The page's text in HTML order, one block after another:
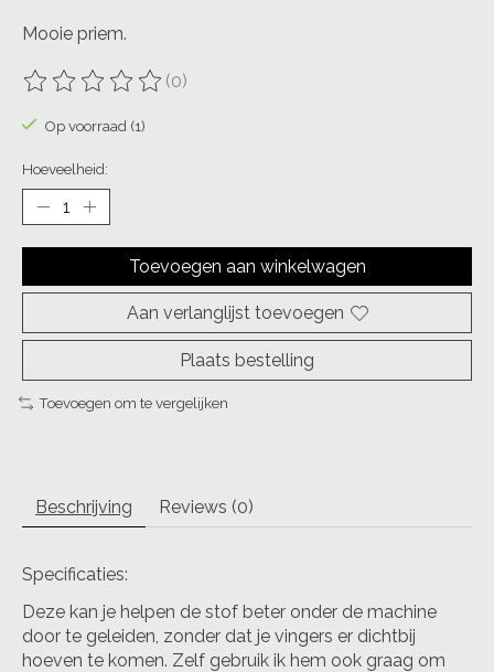
Mooie priem.
De beoordeling van dit product is
(0)
Op voorraad (1)
Hoeveelheid:
Toevoegen aan winkelwagen
Aan verlanglijst toevoegen
Plaats bestelling
Toevoegen om te vergelijken
Beschrijving Reviews (0)
Specificaties:
Deze kan je helpen de stof beter onder de machine
door te geleiden, zonder dat je vingers er dichtbij
hoeven te komen. Zelf gebruik ik hem ook graag om